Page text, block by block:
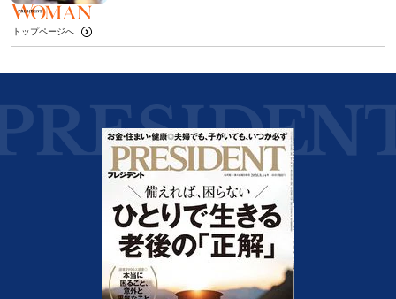
トップページへ